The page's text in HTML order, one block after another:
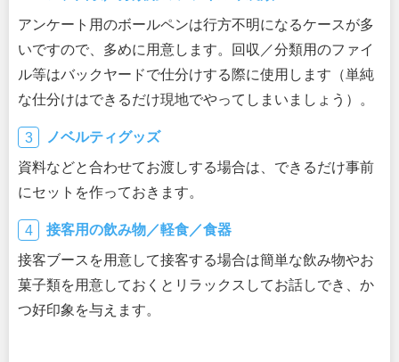
アンケート用のボールペンは行方不明になるケースが多
いですので、多めに用意します。回収／分類用のファイ
ル等はバックヤードで仕分けする際に使用します（単純
な仕分けはできるだけ現地でやってしまいましょう）。
ノベルティグッズ
資料などと合わせてお渡しする場合は、できるだけ事前
にセットを作っておきます。
接客用の飲み物／軽食／食器
接客ブースを用意して接客する場合は簡単な飲み物やお
菓子類を用意しておくとリラックスしてお話しでき、か
つ好印象を与えます。